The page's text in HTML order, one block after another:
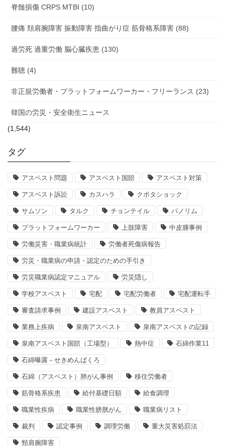
脊髄損傷 CRPS MTBI (10)
腰痛 頚肩腕障害 振動障害 指曲がり症 筋骨格系障害 (88)
過労死 過重労働 脳心臓疾患 (130)
難聴 (4)
非正規労働者・プラットフォームワーカー・フリーランス (23)
韓国の労災・安全衛生ニュース
(1,544)
タグ
アスベスト問題 アスベスト国賠 アスベスト対策
アスベスト訴訟 カスハラ クボタショック
サムソン タルク チョンテイル パノリム
プラットフォームワーカー 上肢障害 中皮腫事例
労働災害・職業病統計 労働者死傷病報告
労災・職業病の申請・認定のための手引き
労災職業病認定マニュアル 労災隠し
学校アスベスト 宅配 宅配労働者 宅配運転手
審査請求事例 建設アスベスト 教員アスベスト
業務上疾病 泉南アスベスト 泉南アスベストの記録
泉南アスベスト国賠（工場型） 熱中症 石綿作業11
石綿曝露－せきめんばくろ
石綿（アスベスト）肺がん事例 移住労働者
筋骨格系疾患 給付基礎日額 給食調理
職業性疾病 職業性膀胱がん 職業病リスト
裁判 認定事例 調理労働 重大災害処罰法
頸肩腕障害